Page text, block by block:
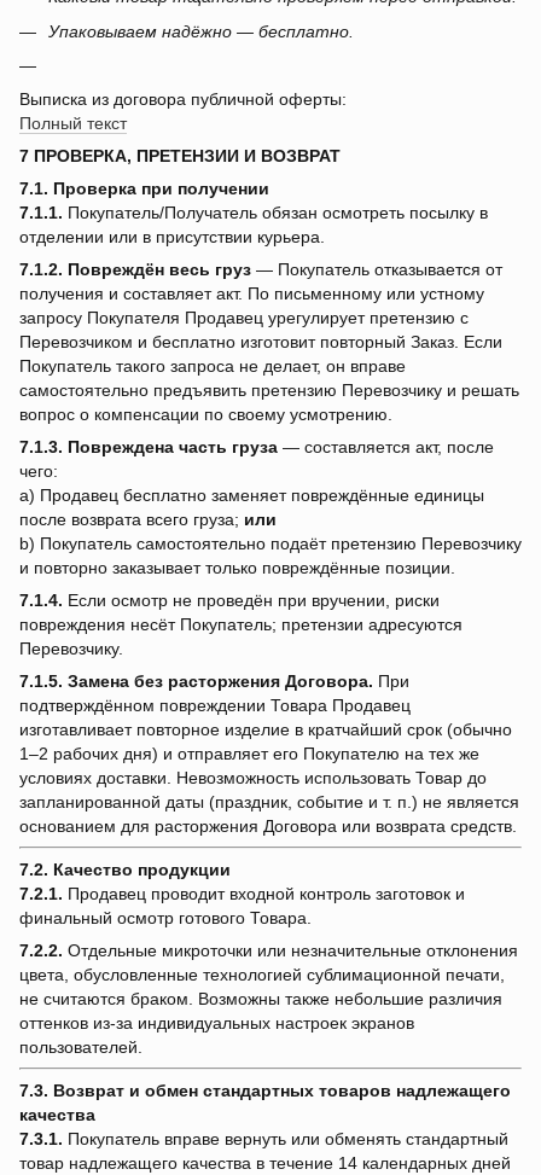
Упаковываем надёжно — бесплатно.
Выписка из договора публичной оферты:
Полный текст
7 ПРОВЕРКА, ПРЕТЕНЗИИ И ВОЗВРАТ
7.1. Проверка при получении
7.1.1. Покупатель/Получатель обязан осмотреть посылку в
отделении или в присутствии курьера.
7.1.2. Повреждён весь груз — Покупатель отказывается от
получения и составляет акт. По письменному или устному
запросу Покупателя Продавец урегулирует претензию с
Перевозчиком и бесплатно изготовит повторный Заказ. Если
Покупатель такого запроса не делает, он вправе
самостоятельно предъявить претензию Перевозчику и решать
вопрос о компенсации по своему усмотрению.
7.1.3. Повреждена часть груза — составляется акт, после
чего:
a) Продавец бесплатно заменяет повреждённые единицы
после возврата всего груза; или
b) Покупатель самостоятельно подаёт претензию Перевозчику
и повторно заказывает только повреждённые позиции.
7.1.4. Если осмотр не проведён при вручении, риски
повреждения несёт Покупатель; претензии адресуются
Перевозчику.
7.1.5. Замена без расторжения Договора. При
подтверждённом повреждении Товара Продавец
изготавливает повторное изделие в кратчайший срок (обычно
1–2 рабочих дня) и отправляет его Покупателю на тех же
условиях доставки. Невозможность использовать Товар до
запланированной даты (праздник, событие и т. п.) не является
основанием для расторжения Договора или возврата средств.
7.2. Качество продукции
7.2.1. Продавец проводит входной контроль заготовок и
финальный осмотр готового Товара.
7.2.2. Отдельные микроточки или незначительные отклонения
цвета, обусловленные технологией сублимационной печати,
не считаются браком. Возможны также небольшие различия
оттенков из-за индивидуальных настроек экранов
пользователей.
7.3. Возврат и обмен стандартных товаров надлежащего
качества
7.3.1. Покупатель вправе вернуть или обменять стандартный
товар надлежащего качества в течение 14 календарных дней